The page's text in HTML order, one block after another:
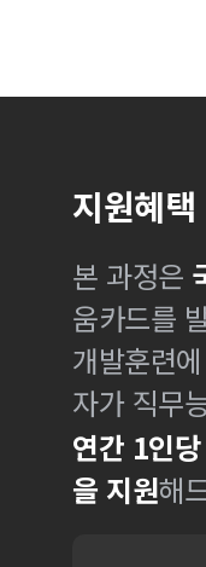
지원혜택
본 과정은
움카드를
개발훈련
자가 직무
연간 1인
을 지원해